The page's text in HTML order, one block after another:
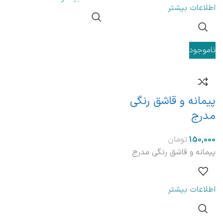
اطلاعات بیشتر
ناموجود
پیمانه و قاشق رنگی
مدرج
تومان
پیمانه و قاشق رنگی مدرج
اطلاعات بیشتر